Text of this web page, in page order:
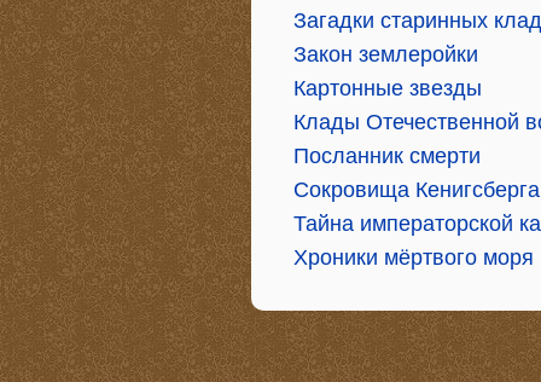
Загадки старинных
Закон землеройки
Картонные звезды
Клады Отечественной
Посланник смерти
Сокровища Кенигсберга
Тайна императорской
Хроники мёртвого моря